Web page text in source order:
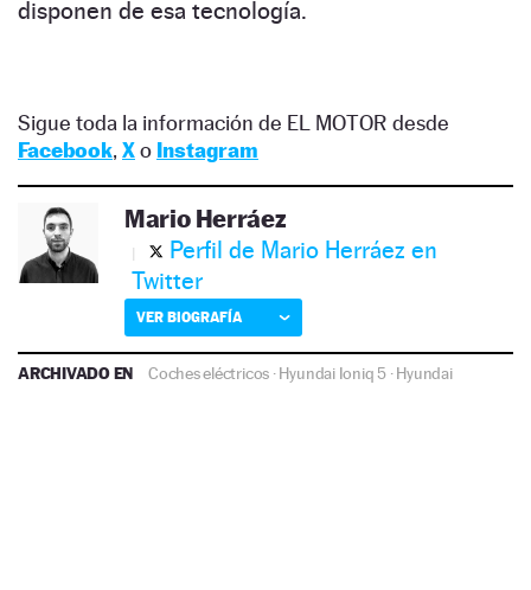
disponen de esa tecnología.
Sigue toda la información de EL MOTOR desde
Facebook, Xo Instagram
Mario Herráez
Perfil de Mario Herráez en
Twitter
VER BIOGRAFÍA
ARCHIVADO EN Coches eléctricos ·Hyundai Ioniq 5·Hyundai